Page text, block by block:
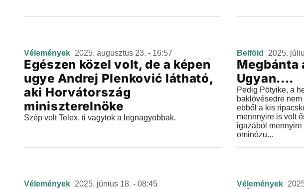
Vélemények 2025. augusztus 23. - 16:57
Egészen közel volt, de a képen
ugye Andrej Plenković látható,
aki Horvátország
miniszterelnöke
Szép volt Telex, ti vagytok a legnagyobbak.
Belföld 2025.
Megbánta
Ugyan....
Pedig Pötyike, a
baklövésedre
ebből a kis
mennnyire is volt
igazából mennyire
ominózu...
Vélemények 2025. június 18. - 08:45 Vélemények